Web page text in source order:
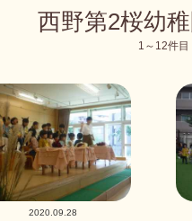
西野第2桜幼
1～12件目
2020.09.28